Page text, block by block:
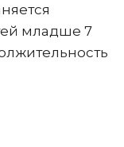
младше 7